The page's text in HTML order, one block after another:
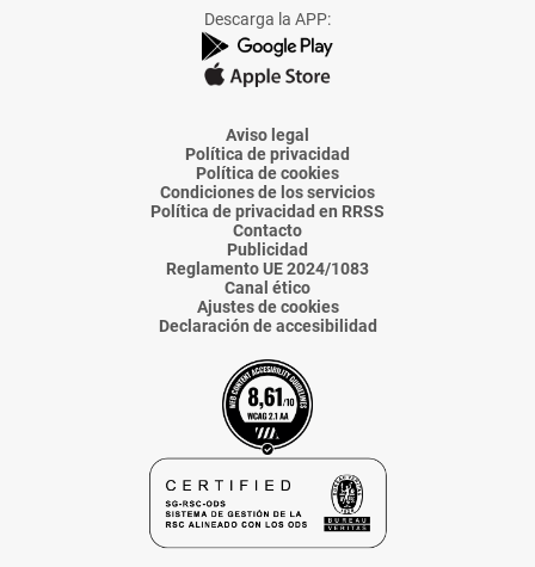
de
La
Voz
Almería
de
La
Voz
Almería
de
La
Voz
Almería
de
La
Voz
Almería
de
La
Voz
Descarga la APP:
Aviso legal
Política de privacidad
Política de cookies
Condiciones de los servicios
Política de privacidad en RRSS
Contacto
Publicidad
Reglamento UE 2024/1083
Canal ético
Ajustes de cookies
Declaración de accesibilidad